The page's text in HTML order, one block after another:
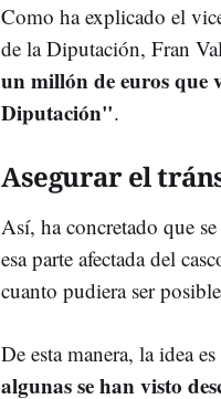
Como ha explicado el
de la Diputación, Fran
un millón de euros que
Diputación".
Asegurar el
Así, ha concretado que
esa parte afectada del
cuanto pudiera ser
De esta manera, la idea
algunas se han visto